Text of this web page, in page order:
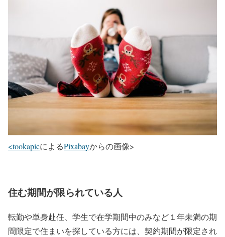
<tookapicによるPixabayからの画像>
住む期間が限られている人
転勤や単身赴任、学生で在学期間中のみなど１年未満の期
間限定で住まいを探している方には、契約期間が限定され